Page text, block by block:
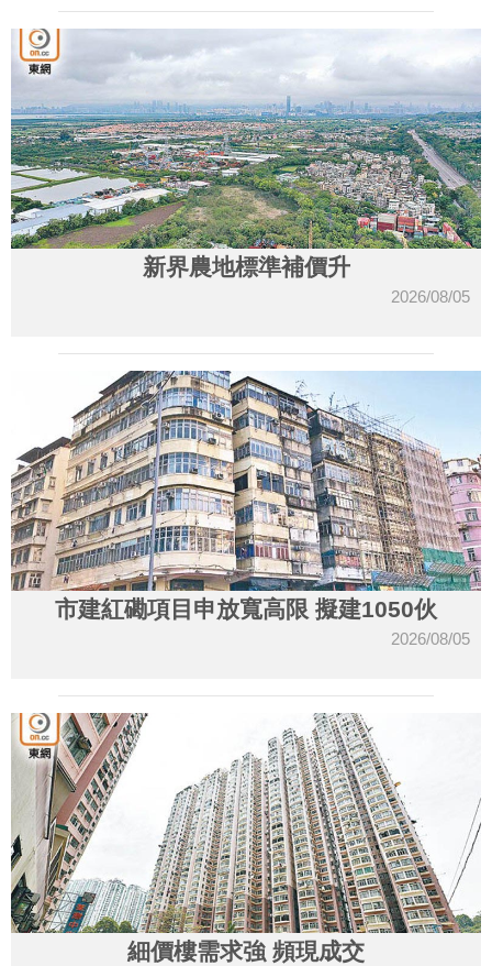
新界農地標準補價升
2026/08/05
市建紅磡項目申放寬高限 擬建1050伙
2026/08/05
細價樓需求強 頻現成交